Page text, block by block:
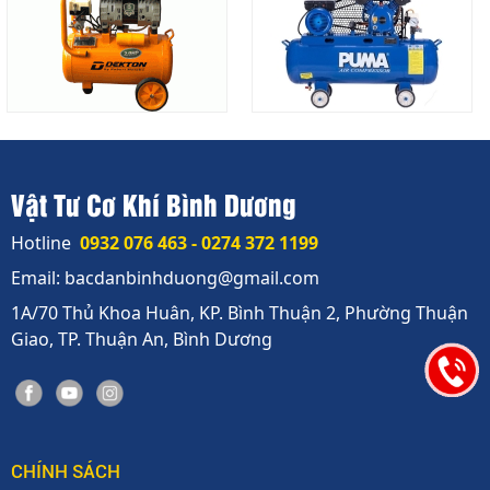
Vật Tư Cơ Khí Bình Dương
Hotline 0932 076 463 - 0274 372 1199
Email: bacdanbinhduong@gmail.com
1A/70 Thủ Khoa Huân, KP. Bình Thuận 2, Phường Thuận
Giao, TP. Thuận An, Bình Dương
CHÍNH SÁCH